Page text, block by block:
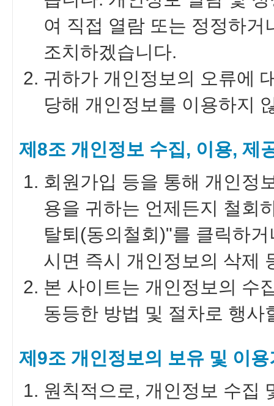
여 직접 열람 또는 정정하
조치하겠습니다.
귀하가 개인정보의 오류에
당해 개인정보를 이용하지
제8조 개인정보 수집, 이용, 제
회원가입 등을 통해 개인정
용을 귀하는 언제든지 철회
탈퇴(동의철회)"를 클릭하
시면 즉시 개인정보의 삭제
본 사이트는 개인정보의 수
동등한 방법 및 절차로 행
제9조 개인정보의 보유 및 이용
원칙적으로, 개인정보 수집